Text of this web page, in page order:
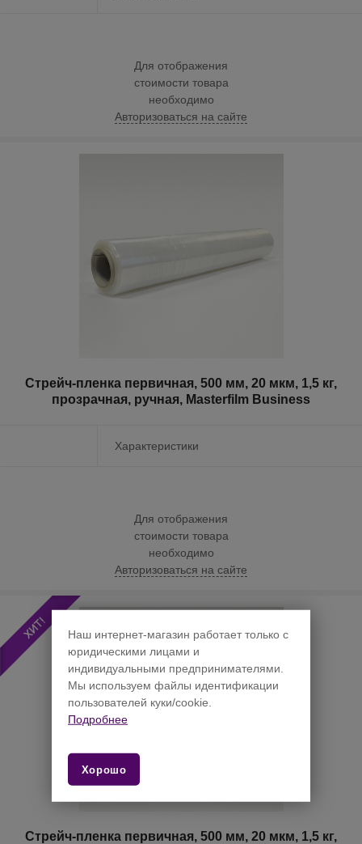
Для отображения
стоимости товара
необходимо
Авторизоваться на сайте
Стрейч-пленка первичная, 500 мм, 20 мкм, 1,5 кг,
прозрачная, ручная, Masterfilm Business
Характеристики
Для отображения
стоимости товара
необходимо
Авторизоваться на сайте
Стрейч-пленка первичная, 500 мм, 20 мкм, 1,5 кг,
Наш интернет-магазин работает только с
юридическими лицами и
индивидуальными предпринимателями.
Мы используем файлы идентификации
пользователей куки/cookie.
Подробнее
Хорошо